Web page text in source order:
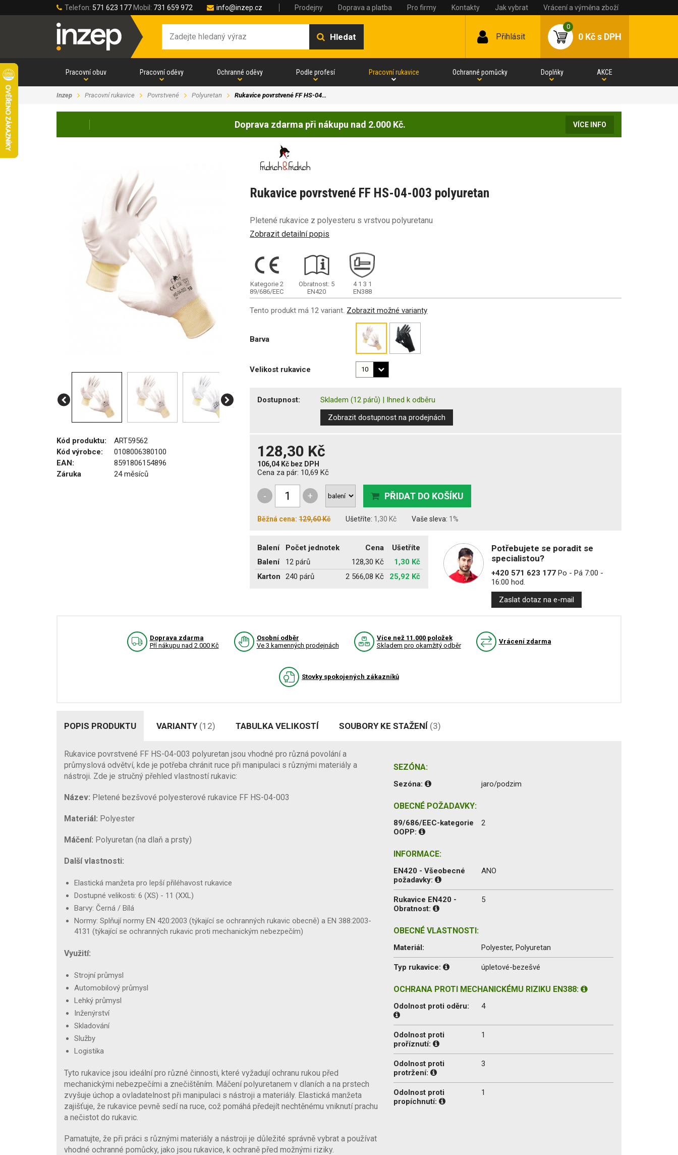
Telefon: 571 623 177 Mobil: 731 659 972 info@inzep.cz Prodejny Doprava a platba Pro firmy Kontakty Jak vybrat Vrácení a výměna zboží
Hledat Přihlásit
0
0 Kčs DPH
Pracovní obuv Pracovní oděvy Ochranné oděvy Podle profesí Pracovní rukavice Ochranné pomůcky Doplňky AKCE
Inzep Pracovní rukavice Povrstvené Polyuretan Rukavice povrstvené FF HS-04…
Doprava zdarma při nákupu nad 2.000 Kč. VÍCE INFO
Kód produktu:
ART59562
Kód výrobce:
0108006380100
EAN:
8591806154896
Záruka
24 měsíců
Rukavice povrstvené FF HS-04-003 polyuretan
Pletené rukavice z polyesteru s vrstvou polyuretanu
Zobrazit detailní popis
Kategorie 2
89/686/EEC
Obratnost: 5
EN420
4 1 3 1
EN388
Tento produkt má 12 variant. Zobrazit možné varianty
Barva
Velikost rukavice
Dostupnost: Skladem (12 párů) | Ihned k odběru
Zobrazit dostupnost na prodejnách
128,30 Kč
106,04 Kč bez DPH
Cena za pár: 10,69 Kč
- + PŘIDAT DO KOŠÍKU
Běžná cena:129,60 Kč Ušetříte: 1,30 Kč Vaše sleva: 1%
Balení Počet jednotek Cena
Ušetříte
Balení
12 párů 128,30 Kč
1,30 Kč
Karton
240 párů 2 566,08 Kč 25,92 Kč
Potřebujete se poradit se
specialistou?
+420 571 623 177Po - Pá 7:00 -
16:00 hod.
Zaslat dotaz na e-mail
Doprava zdarma
Pří nákupu nad 2.000 Kč
Osobní odběr
Ve 3 kamenných prodejnách
Více než 11.000 položek
Skladem pro okamžitý odběr
Vrácení zdarma
Stovky spokojených zákazníků
POPIS PRODUKTU VARIANTY (12) TABULKA VELIKOSTÍ SOUBORY KE STAŽENÍ (3)
Rukavice povrstvené FF HS-04-003 polyuretan jsou vhodné pro různá povolání a
průmyslová odvětví, kde je potřeba chránit ruce při manipulaci s různými materiály a
nástroji. Zde je stručný přehled vlastností rukavic:
Název: Pletené bezšvové polyesterové rukavice FF HS-04-003
Materiál: Polyester
Máčení: Polyuretan (na dlaň a prsty)
Další vlastnosti:
Elastická manžeta pro lepší přiléhavost rukavice
Dostupné velikosti: 6 (XS) - 11 (XXL)
Barvy: Černá / Bílá
Normy: Splňují normy EN 420:2003 (týkající se ochranných rukavic obecně) a EN 388:2003-
4131 (týkající se ochranných rukavic proti mechanickým nebezpečím)
Využití:
Strojní průmysl
Automobilový průmysl
Lehký průmysl
Inženýrství
Skladování
Služby
Logistika
Tyto rukavice jsou ideální pro různé činnosti, které vyžadují ochranu rukou před
mechanickými nebezpečími a znečištěním. Máčení polyuretanem v dlaních a na prstech
zvyšuje úchop a ovladatelnost při manipulaci s nástroji a materiály. Elastická manžeta
zajišťuje, že rukavice pevně sedí na ruce, což pomáhá předejít nechtěnému vniknutí prachu
a nečistot do rukavic.
Pamatujte, že při práci s různými materiály a nástroji je důležité správně vybrat a používat
vhodné ochranné pomůcky, jako jsou rukavice, k ochraně před možnými riziky.
SEZÓNA:
Sezóna: jaro/podzim
OBECNÉ POŽADAVKY:
89/686/EEC-kategorie
OOPP:
2
INFORMACE:
EN420 - Všeobecné
požadavky:
ANO
Rukavice EN420 -
Obratnost:
5
OBECNÉ VLASTNOSTI:
Materiál: Polyester, Polyuretan
Typ rukavice: úpletové-bezešvé
OCHRANA PROTI MECHANICKÉMU RIZIKU EN388:
Odolnost proti oděru: 4
Odolnost proti
proříznutí:
1
Odolnost proti
protržení:
3
Odolnost proti
propíchnutí:
1